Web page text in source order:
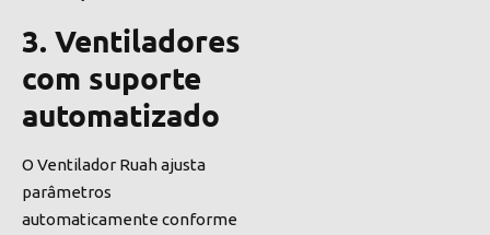
3. Ventiladores
com suporte
automatizado
O Ventilador Ruah ajusta
parâmetros
automaticamente conforme